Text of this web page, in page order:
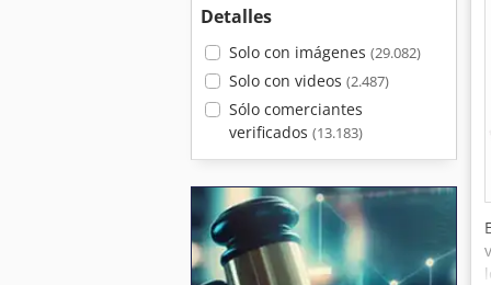
Detalles
Solo con imágenes (29.082)
Solo con videos (2.487)
Sólo comerciantes
verificados (13.183)